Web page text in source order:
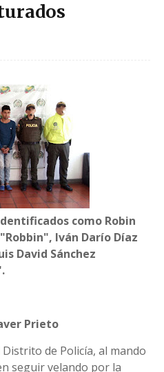
como Robin
Iván Darío Díaz
David Sánchez
Prieto
de Policía, al mando
seguir velando por la